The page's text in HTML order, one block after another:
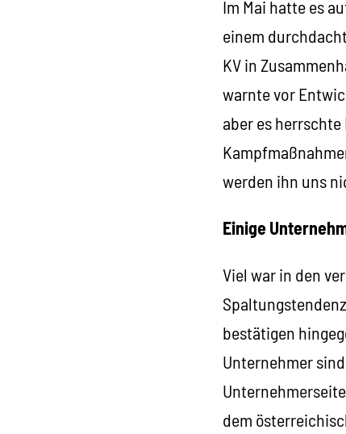
Im Mai hatte es
einem
KV in
warnte vor
aber es
werden ihn uns
Einige
Viel war in den
bestätigen
Unternehmer
dem